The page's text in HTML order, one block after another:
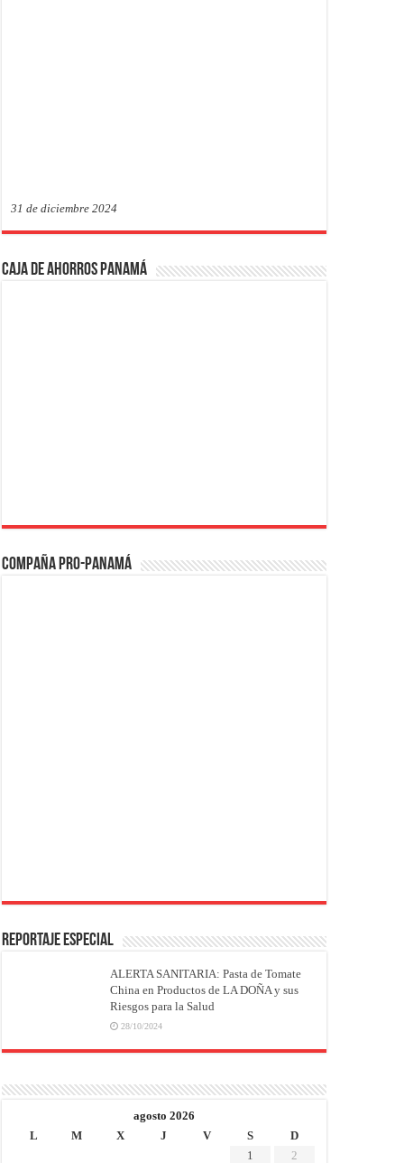
31 de diciembre 2024
Caja de Ahorros Panamá
Compaña PRO-Panamá
REPORTAJE ESPECIAL
ALERTA SANITARIA: Pasta de Tomate
China en Productos de LA DOÑA y sus
Riesgos para la Salud
28/10/2024
agosto 2026
L
M X J V S
D
1
2